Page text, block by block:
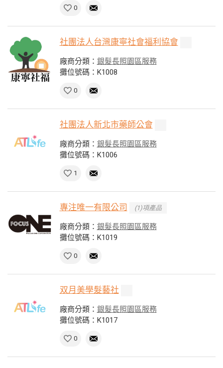
0
社團法人台灣康寧社會福利協會
廠商分類： 銀髮長照園區服務
攤位號碼：K1008
0
社團法人新北市藥師公會
廠商分類： 銀髮長照園區服務
攤位號碼：K1006
1
專注唯一有限公司 (1)項產品
廠商分類： 銀髮長照園區服務
攤位號碼：K1019
0
双月美學髮藝社
廠商分類： 銀髮長照園區服務
攤位號碼：K1017
0